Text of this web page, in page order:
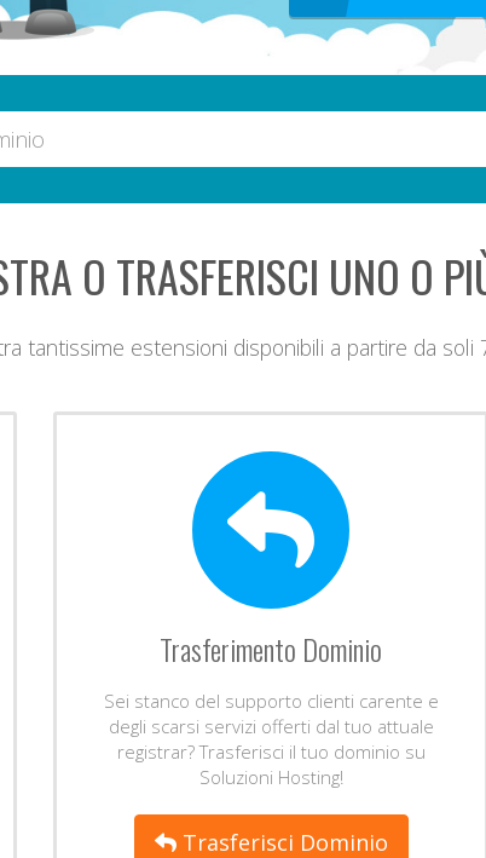
O TRASFERISCI UNO O
tantissime estensioni disponibili a partire da soli
Trasferimento Dominio
Sei stanco del supporto clienti carente e
degli scarsi servizi offerti dal tuo attuale
registrar? Trasferisci il tuo dominio su
Soluzioni Hosting!
Trasferisci Dominio